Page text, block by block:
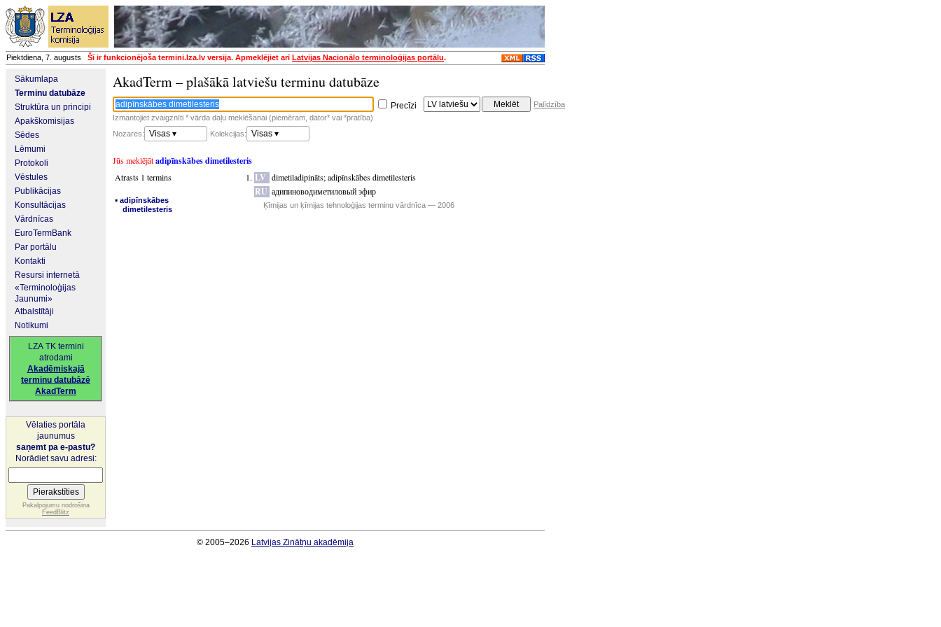
Piektdiena, 7. augusts Šī ir funkcionējoša termini.lza.lv versija. Apmeklējiet arīLatvijas Nacionālo terminoloģijas portālu.
Sākumlapa
Terminu datubāze
Struktūra un principi
Apakškomisijas
Sēdes
Lēmumi
Protokoli
Vēstules
Publikācijas
Konsultācijas
Vārdnīcas
EuroTermBank
Par portālu
Kontakti
Resursi internetā
«Terminoloģijas
Jaunumi»
Atbalstītāji
Notikumi
LZA TK termini
atrodami
Akadēmiskajā
terminu datubāzē
AkadTerm
Vēlaties portāla
jaunumus
saņemt pa e-pastu?
Norādiet savu adresi:
Pakalpojumu nodrošina
FeedBlitz
AkadTerm – plašākā latviešu terminu datubāze
Precīzi
Palīdzība
Izmantojiet zvaigznīti * vārda daļu meklēšanai (piemēram, dator* vai *pratība)
Nozares:
Visas ▾ Kolekcijas: Visas ▾
Jūs meklējātadipīnskābes dimetilesteris
Atrasts 1 termins
▪ adipīnskābes
dimetilesteris
LV dimetiladipināts;adipīnskābes dimetilesteris
RU адипиноводиметиловый эфир
Ķīmijas un ķīmijas tehnoloģijas terminu vārdnīca — 2006
© 2005–2026 Latvijas Zinātņu akadēmija